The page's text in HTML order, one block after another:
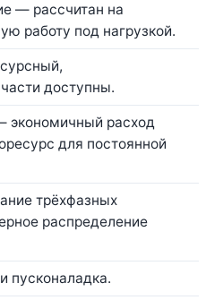
— рассчитан на
работу под нагрузкой.
доступны.
экономичный расход
для постоянной
трёхфазных
распределение
пусконаладка.